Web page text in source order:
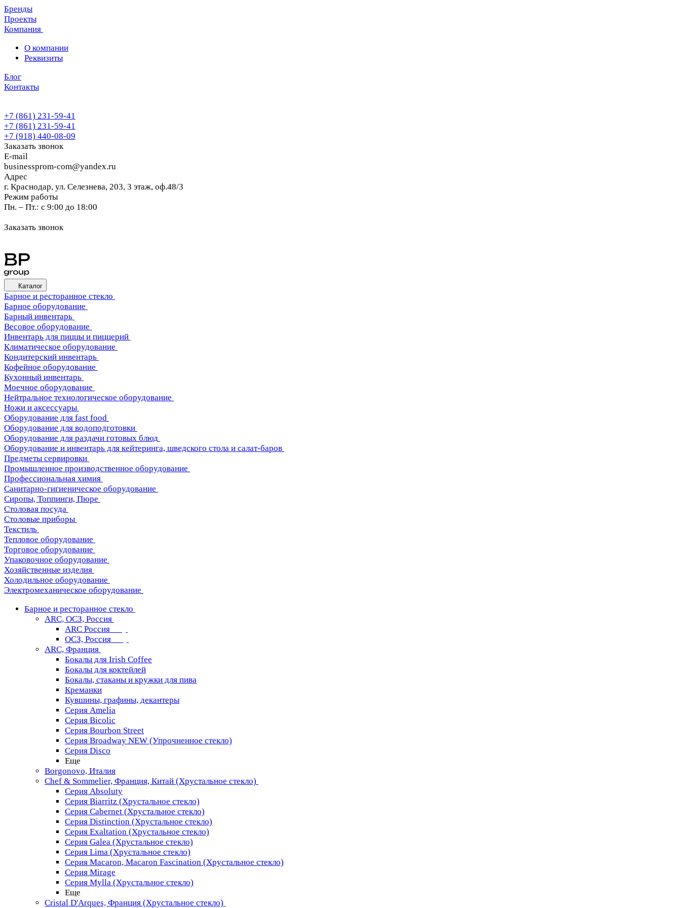
Бренды
Проекты
Компания
О компании
Реквизиты
Блог
Контакты
+7 (861) 231-59-41
+7 (861) 231-59-41
+7 (918) 440-08-09
Заказать звонок
E-mail
businessprom-com@yandex.ru
Адрес
г. Краснодар, ул. Селезнева, 203, 3 этаж, оф.48/3
Режим работы
Пн. – Пт.: с 9:00 до 18:00
Заказать звонок
Каталог
Барное и ресторанное стекло
Барное оборудование
Барный инвентарь
Весовое оборудование
Инвентарь для пиццы и пиццерий
Климатическое оборудование
Кондитерский инвентарь
Кофейное оборудование
Кухонный инвентарь
Моечное оборудование
Нейтральное технологическое оборудование
Ножи и аксессуары
Оборудование для fast food
Оборудование для водоподготовки
Оборудование для раздачи готовых блюд
Оборудование и инвентарь для кейтеринга, шведского стола и салат-баров
Предметы сервировки
Промышленное производственное оборудование
Профессиональная химия
Санитарно-гигиеническое оборудование
Сиропы, Топпинги, Пюре
Столовая посуда
Столовые приборы
Текстиль
Тепловое оборудование
Торговое оборудование
Упаковочное оборудование
Хозяйственные изделия
Холодильное оборудование
Электромеханическое оборудование
Барное и ресторанное стекло
ARC, ОСЗ, Россия
ARC Россия
ОСЗ, Россия
ARC, Франция
Бокалы для Irish Coffee
Бокалы для коктейлей
Бокалы, стаканы и кружки для пива
Креманки
Кувшины, графины, декантеры
Серия Amelia
Серия Bicolic
Серия Bourbon Street
Серия Broadway NEW (Упрочненное стекло)
Серия Disco
Еще
Borgonovo, Италия
Chef & Sommelier, Франция, Китай (Хрустальное стекло)
Серия Absoluty
Серия Biarritz (Хрустальное стекло)
Серия Cabernet (Хрустальное стекло)
Серия Distinction (Хрустальное стекло)
Серия Exaltation (Хрустальное стекло)
Серия Galea (Хрустальное стекло)
Серия Lima (Хрустальное стекло)
Серия Macaron, Macaron Fascination (Хрустальное стекло)
Серия Mirage
Серия Mylla (Хрустальное стекло)
Еще
Cristal D'Arques, Франция (Хрустальное стекло)